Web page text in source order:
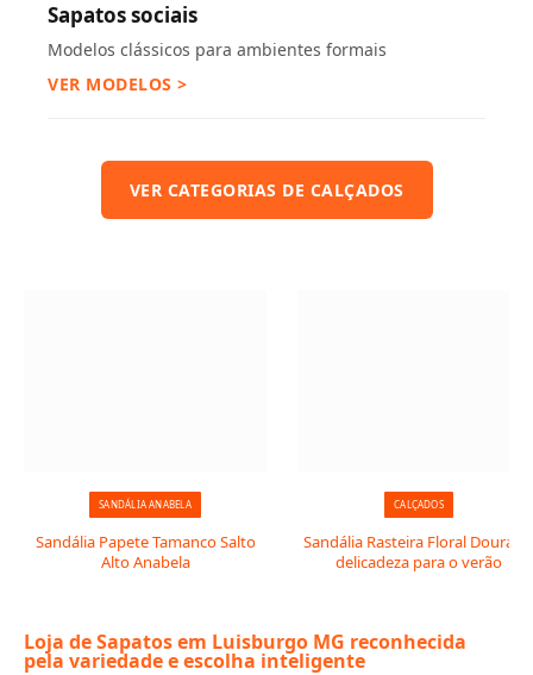
Sapatos sociais
Modelos clássicos para ambientes formais
VER MODELOS >
VER CATEGORIAS DE CALÇADOS
SANDÁLIA ANABELA
Sandália Papete Tamanco Salto
Alto Anabela
CALÇADOS
Sandália Rasteira Floral
delicadeza para o verão
Loja de Sapatos em Luisburgo MG reconhecida
pela variedade e escolha inteligente